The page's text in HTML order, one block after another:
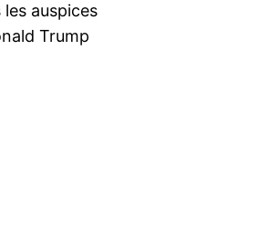
auspices
Trump